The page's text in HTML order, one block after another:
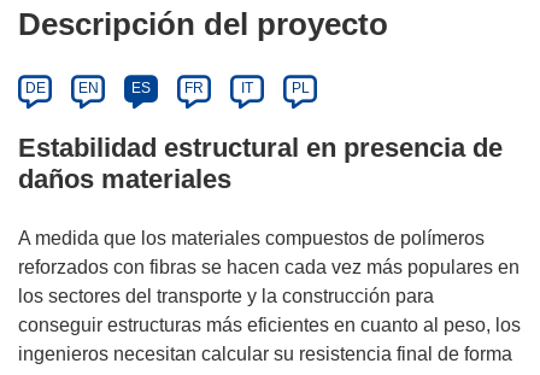
Descripción del proyecto
DE EN ES FR IT PL
Estabilidad estructural en presencia de
daños materiales
A medida que los materiales compuestos de polímeros
reforzados con fibras se hacen cada vez más populares en
los sectores del transporte y la construcción para
conseguir estructuras más eficientes en cuanto al peso, los
ingenieros necesitan calcular su resistencia final de forma